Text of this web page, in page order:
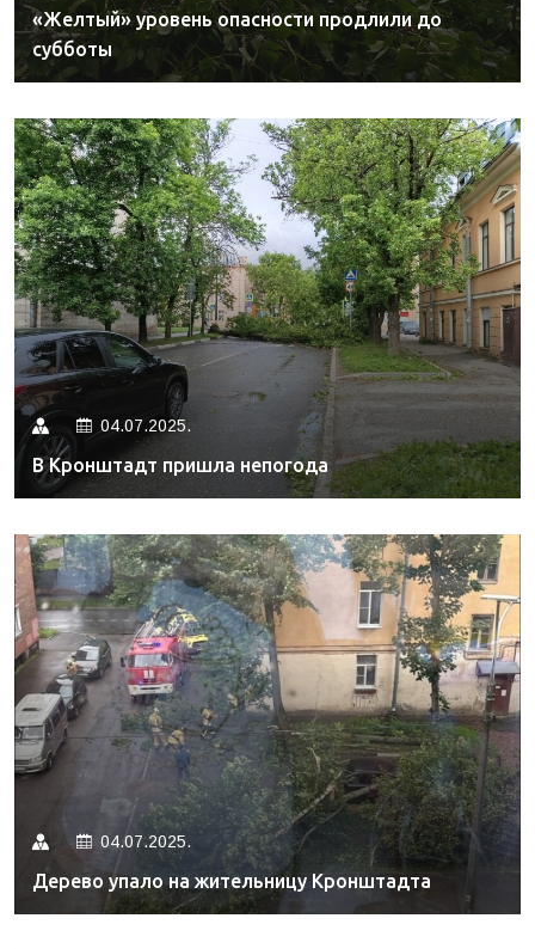
«Желтый» уровень опасности продлили до
субботы
04.07.2025.
В Кронштадт пришла непогода
04.07.2025.
Дерево упало на жительницу Кронштадта